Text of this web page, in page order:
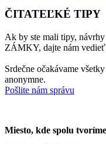
ČITATEĽKÉ TIPY
Ak by ste mali tipy,
ZÁMKY, dajte nám
Srdečne očakávame
anonymne.
Pošlite nám správu
Miesto, kde spolu